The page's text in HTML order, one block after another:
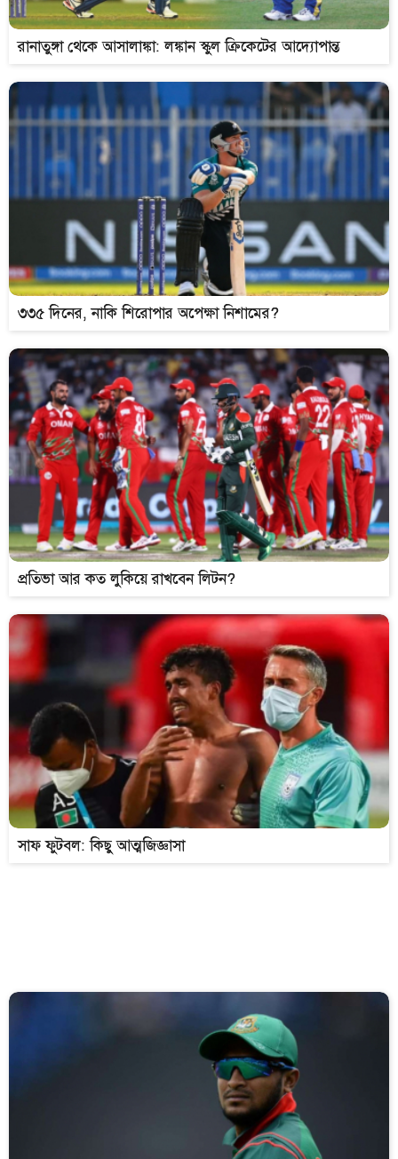
রানাতুঙ্গা থেকে আসালাঙ্কা: লঙ্কান স্কুল ক্রিকেটের আদ্যোপান্ত
৩৩৫ দিনের, নাকি শিরোপার অপেক্ষা নিশামের?
প্রতিভা আর কত লুকিয়ে রাখবেন লিটন?
সাফ ফুটবল: কিছু আত্মজিজ্ঞাসা